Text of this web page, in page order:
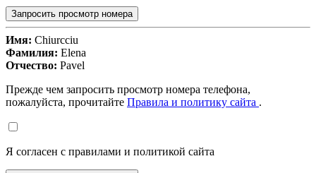
Запросить просмотр номера
Имя: Chiurcciu
Фамилия: Elena
Отчество: Pavel
Прежде чем запросить просмотр номера телефона,
пожалуйста, прочитайте Правила и политику сайта .
Я согласен с правилами и политикой сайта